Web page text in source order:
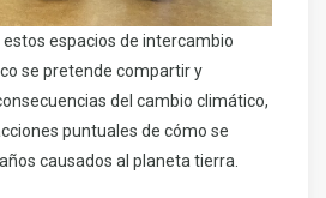
estos espacios de intercambio
se pretende compartir y
del cambio climático,
puntuales de cómo se
causados al planeta tierra.